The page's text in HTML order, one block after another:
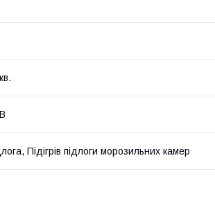
Підігрів підлоги морозильних камер